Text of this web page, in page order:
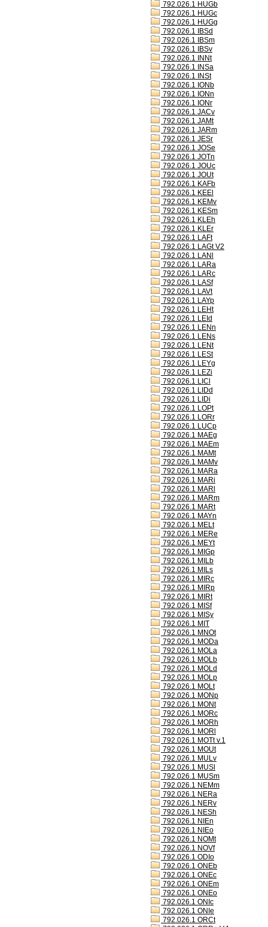
792.026.1 HUGb
792.026.1 HUGc
792.026.1 HUGg
792.026.1 IBSd
792.026.1 IBSm
792.026.1 IBSv
792.026.1 INNt
792.026.1 INSa
792.026.1 INSt
792.026.1 IONb
792.026.1 IONn
792.026.1 IONr
792.026.1 JACv
792.026.1 JAMt
792.026.1 JARm
792.026.1 JESr
792.026.1 JOSe
792.026.1 JOTn
792.026.1 JOUc
792.026.1 JOUt
792.026.1 KAFb
792.026.1 KEEl
792.026.1 KEMv
792.026.1 KESm
792.026.1 KLEh
792.026.1 KLEr
792.026.1 LAFt
792.026.1 LAGt V2
792.026.1 LANl
792.026.1 LARa
792.026.1 LARc
792.026.1 LASf
792.026.1 LAVt
792.026.1 LAYp
792.026.1 LEHt
792.026.1 LEId
792.026.1 LENn
792.026.1 LENs
792.026.1 LENt
792.026.1 LESt
792.026.1 LEYg
792.026.1 LEZi
792.026.1 LICl
792.026.1 LIDd
792.026.1 LIDi
792.026.1 LOPt
792.026.1 LORr
792.026.1 LUCp
792.026.1 MAEg
792.026.1 MAEm
792.026.1 MAMt
792.026.1 MAMv
792.026.1 MARa
792.026.1 MARi
792.026.1 MARl
792.026.1 MARm
792.026.1 MARt
792.026.1 MAYn
792.026.1 MELt
792.026.1 MERe
792.026.1 MEYt
792.026.1 MIGp
792.026.1 MILb
792.026.1 MILs
792.026.1 MIRc
792.026.1 MIRp
792.026.1 MIRt
792.026.1 MISf
792.026.1 MISy
792.026.1 MIT
792.026.1 MNOt
792.026.1 MODa
792.026.1 MOLa
792.026.1 MOLb
792.026.1 MOLd
792.026.1 MOLp
792.026.1 MOLt
792.026.1 MONp
792.026.1 MONt
792.026.1 MORc
792.026.1 MORh
792.026.1 MORl
792.026.1 MOTt v.1
792.026.1 MOUt
792.026.1 MULv
792.026.1 MUSl
792.026.1 MUSm
792.026.1 NEMm
792.026.1 NERa
792.026.1 NERv
792.026.1 NESh
792.026.1 NIEn
792.026.1 NIEo
792.026.1 NOMt
792.026.1 NOVf
792.026.1 ODIo
792.026.1 ONEb
792.026.1 ONEc
792.026.1 ONEm
792.026.1 ONEo
792.026.1 ONIc
792.026.1 ONIe
792.026.1 ORCt